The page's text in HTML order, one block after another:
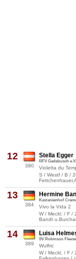
12
380
Stella Egger
RFV Gadebusch e.V.
Violetta du
S / Westf / B /
13
384
Hermine
Kastanienhof
Vivo la Vida 2
W / Meckl. / F /
Bandt
14
389
Luisa
SV Robinson
Wulfric
W / Meckl. / F /